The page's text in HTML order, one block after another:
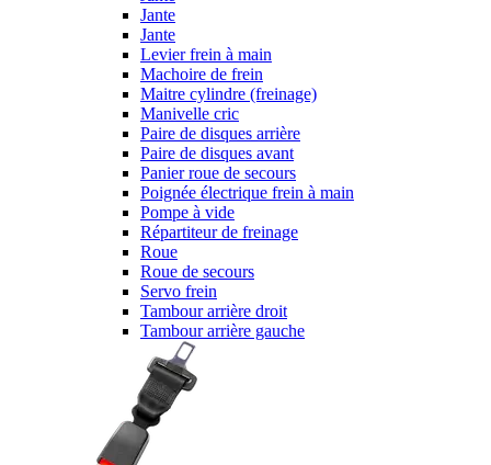
Jante
Jante
Levier frein à main
Machoire de frein
Maitre cylindre (freinage)
Manivelle cric
Paire de disques arrière
Paire de disques avant
Panier roue de secours
Poignée électrique frein à main
Pompe à vide
Répartiteur de freinage
Roue
Roue de secours
Servo frein
Tambour arrière droit
Tambour arrière gauche